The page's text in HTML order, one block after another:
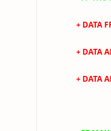
+ DATA
+ DATA
+ DATA